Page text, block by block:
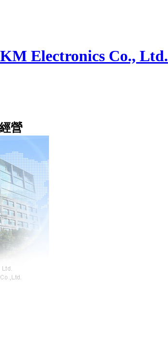
Electronics Co., Ltd.
營